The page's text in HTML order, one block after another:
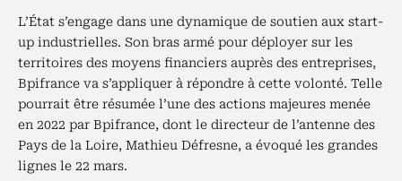
L’État s’engage dans une dynamique de soutien aux start-
up industrielles. Son bras armé pour déployer sur les
territoires des moyens financiers auprès des entreprises,
Bpifrance va s’appliquer à répondre à cette volonté. Telle
pourrait être résumée l’une des actions majeures menée
en 2022 par Bpifrance, dont le directeur de l’antenne des
Pays de la Loire, Mathieu Défresne, a évoqué les grandes
lignes le 22 mars.